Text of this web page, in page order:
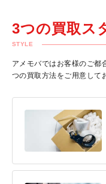
3つの買取ス
STYLE
アメモバではお客様のご都
つの買取方法をご用意して